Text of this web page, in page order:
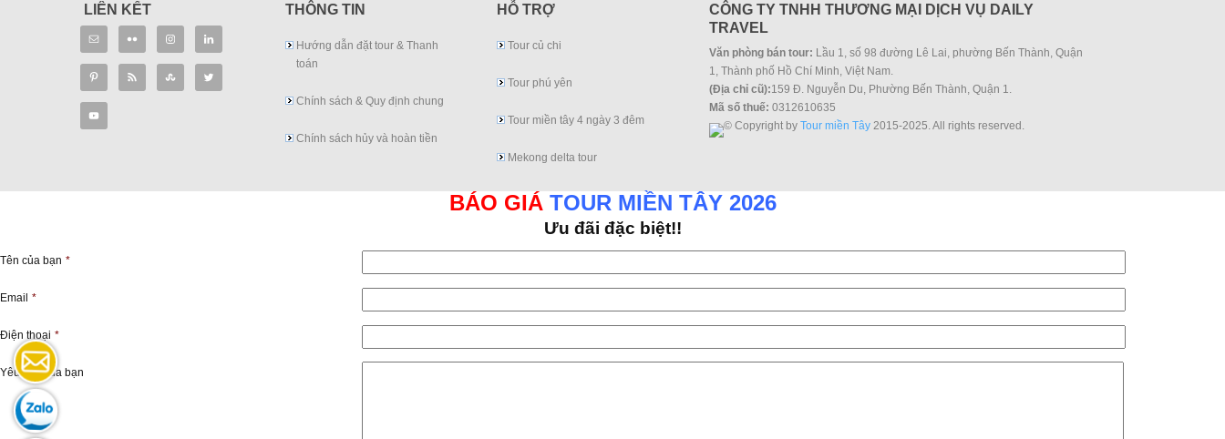
LIÊN KẾT THÔNG TIN
Hướng dẫn đặt tour & Thanh
toán
Chính sách & Quy định chung
Chính sách hủy và hoàn tiền
HỖ TRỢ
Tour củ chi
Tour phú yên
Tour miền tây 4 ngày 3 đêm
Mekong delta tour
CÔNG TY TNHH THƯƠNG MẠI DỊCH VỤ DAILY
TRAVEL
Văn phòng bán tour: Lầu 1, số 98 đường Lê Lai, phường Bến Thành, Quận
1, Thành phố Hồ Chí Minh, Việt Nam.
(Địa chỉ cũ):159 Đ. Nguyễn Du, Phường Bến Thành, Quận 1.
Mã số thuế: 0312610635
© Copyright by Tour miền Tây2015-2025. All rights reserved.
BÁO GIÁ TOUR MIỀN TÂY 2026
Ưu đãi đặc biệt!!
Tên của bạn *
Email *
Điện thoại *
Yêu cầu của bạn